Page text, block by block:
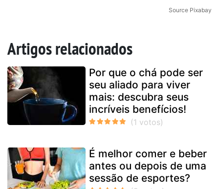
Source Pixabay
Artigos relacionados
Por que o chá pode ser
seu aliado para viver
mais: descubra seus
incríveis benefícios!
É melhor comer e beber
antes ou depois de uma
sessão de esportes?